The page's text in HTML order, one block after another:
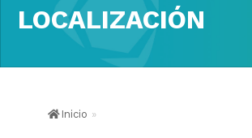
LOCALIZACIÓN
Inicio »